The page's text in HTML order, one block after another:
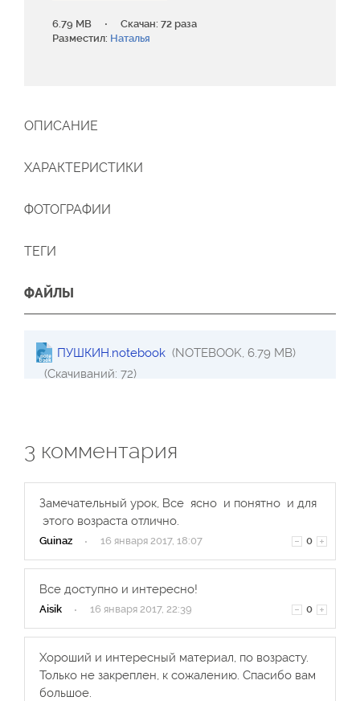
6.79 MB ·
Скачан: 72 раза
Разместил: Наталья
ОПИСАНИЕ
ХАРАКТЕРИСТИКИ
ФОТОГРАФИИ
ТЕГИ
ФАЙЛЫ
ПУШКИН.notebook (NOTEBOOK, 6.79 MB)
(Скачиваний: 72)
3 комментария
Замечательный урок, Все ясно и понятно и для
этого возраста отлично.
Guinaz · 16 января 2017, 18:07 0
Все доступно и интересно!
Aisik · 16 января 2017, 22:39 0
Хороший и интересный материал, по возрасту.
Только не закреплен, к сожалению. Спасибо вам
большое.